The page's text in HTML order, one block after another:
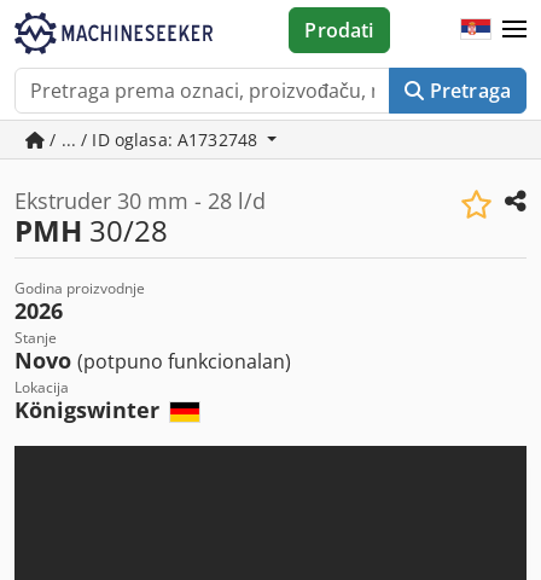
Pretraga
Prodati
/ ... / ID oglasa: A1732748
Ekstruder 30 mm - 28 l/d
PMH 30/28
Godina proizvodnje
2026
Stanje
Novo (potpuno funkcionalan)
Lokacija
Königswinter